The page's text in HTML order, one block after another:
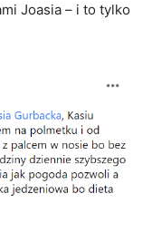
Joasia – i to tylko